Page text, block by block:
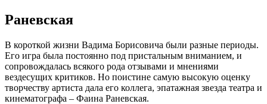
Раневская
В короткой жизни Вадима Борисовича были разные периоды.
Его игра была постоянно под пристальным вниманием, и
сопровождалась всякого рода отзывами и мнениями
вездесущих критиков. Но поистине самую высокую оценку
творчеству артиста дала его коллега, эпатажная звезда театра и
кинематографа ‒ Фаина Раневская.